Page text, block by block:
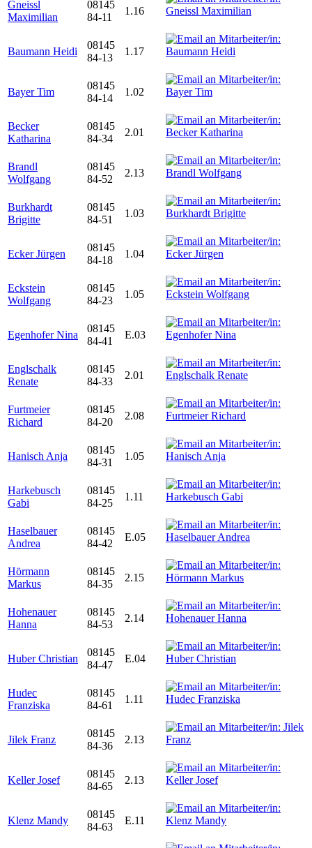
Gneissl
Maximilian
08145
84-11
1.16
Baumann Heidi
08145
84-13
1.17
Bayer Tim
08145
84-14
1.02
Becker
Katharina
08145
84-34
2.01
Brandl
Wolfgang
08145
84-52
2.13
Burkhardt
Brigitte
08145
84-51
1.03
Ecker Jürgen
08145
84-18
1.04
Eckstein
Wolfgang
08145
84-23
1.05
Egenhofer Nina
08145
84-41
E.03
Englschalk
Renate
08145
84-33
2.01
Furtmeier
Richard
08145
84-20
2.08
Hanisch Anja
08145
84-31
1.05
Harkebusch
Gabi
08145
84-25
1.11
Haselbauer
Andrea
08145
84-42
E.05
Hörmann
Markus
08145
84-35
2.15
Hohenauer
Hanna
08145
84-53
2.14
Huber Christian
08145
84-47
E.04
Hudec
Franziska
08145
84-61
1.11
Jilek Franz
08145
84-36
2.13
Keller Josef
08145
84-65
2.13
Klenz Mandy
08145
84-63
E.11